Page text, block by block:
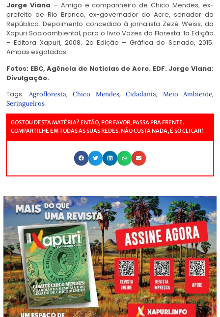
Jorge Viana – Amigo e companheiro de Chico Mendes, ex-
prefeito de Rio Branco, ex-governador do Acre, senador da
República. Depoimento concedido à jornalista Zezé Weiss, da
Xapuri Socioambiental, para o livro Vozes da Floresta. 1a Edição
– Editora Xapuri, 2008. 2a Edição – Gráfica do Senado, 2015.
Ambas esgotadas.
Fotos: EBC, Agência de Noticias do Acre. EDF. Jorge Viana:
Divulgação.
Tags: Agrofloresta, Chico Mendes, Cidadania, Meio Ambiente,
Seringueiros
GOSTOU DESTA MATÉRIA? ENTÃO, POR FAVOR, PASSA PRA FRENTE.
COMPARTILHE EM TODAS AS SUAS REDES. NÃO CUSTA NADA, É SÓ CLICAR!